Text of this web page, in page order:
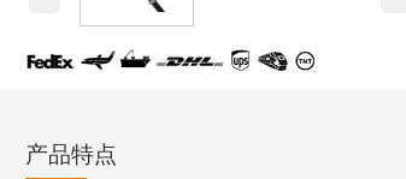
产品特点